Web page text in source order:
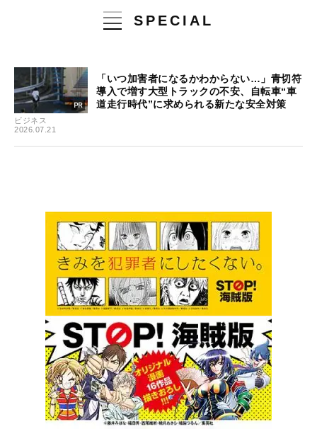
SPECIAL
ビジネス
2026.07.21
「いつ加害者になるかわからない…」青切符
導入で増す大型トラックの不安、自転車“車
道走行時代”に求められる新たな安全対策